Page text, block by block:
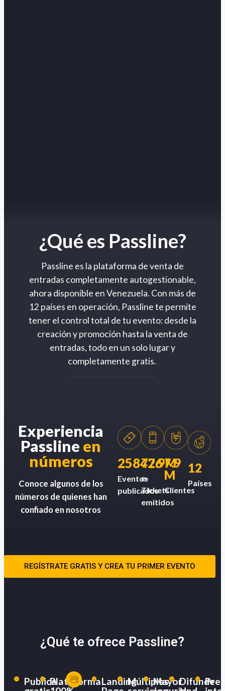
¿Qué es Passline?
Passline es la plataforma de venta de
entradas completamente autogestionable,
ahora disponible en Venezuela. Con más de
12 países en operación, Passline te permite
tener el control total de tu evento: desde la
creación y promoción hasta la venta de
entradas, todo en un solo lugar y
completamente gratis.
Experiencia
Passline en
números
Conoce algunos de los
números de quienes han
confiado en nosotros
258426
Eventos
publicados
77.9M
e-
Tickets
emitidos
7.9
M
Clientes
12
Países
REGÍSTRATE GRATIS Y CREA TU PRIMER EVENTO
¿Qué te ofrece Passline?
PublicaPlataformaLandingMúltiplesMayorDifunde